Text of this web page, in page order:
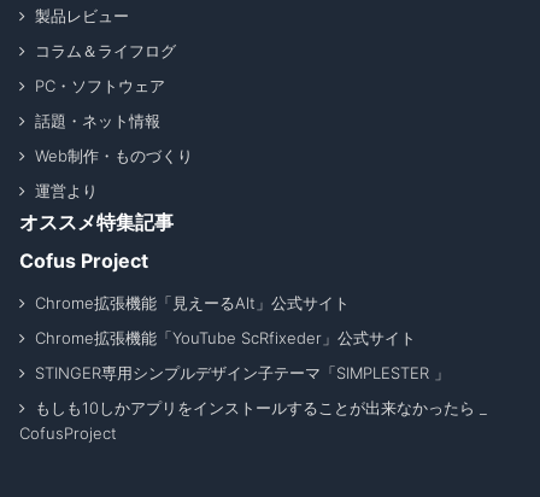
製品レビュー
コラム＆ライフログ
PC・ソフトウェア
話題・ネット情報
Web制作・ものづくり
運営より
オススメ特集記事
Cofus Project
Chrome拡張機能「見えーるAlt」公式サイト
Chrome拡張機能「YouTube ScRfixeder」公式サイト
STINGER専用シンプルデザイン子テーマ「SIMPLESTER 」
もしも10しかアプリをインストールすることが出来なかったら _
CofusProject